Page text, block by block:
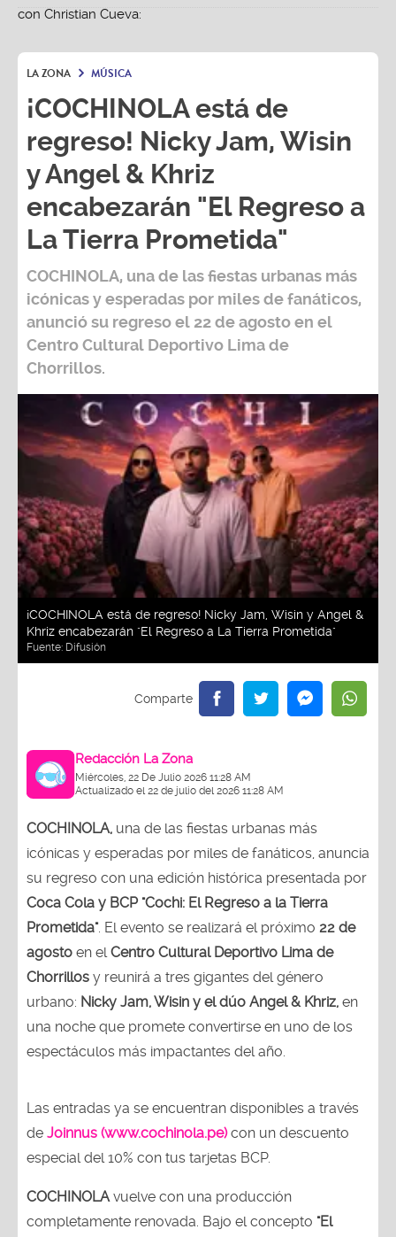
LA ZONA MÚSICA
¡COCHINOLA está de
regreso! Nicky Jam, Wisin
y Angel & Khriz
encabezarán "El Regreso a
La Tierra Prometida"
COCHINOLA, una de las fiestas urbanas más
icónicas y esperadas por miles de fanáticos,
anunció su regreso el 22 de agosto en el
Centro Cultural Deportivo Lima de
Chorrillos.
¡COCHINOLA está de regreso! Nicky Jam, Wisin y Angel &
Khriz encabezarán "El Regreso a La Tierra Prometida"
Fuente: Difusión
Redacción La Zona
Miércoles, 22 De Julio 2026 11:28 AM
Actualizado el 22 de julio del 2026 11:28 AM
COCHINOLA, una de las fiestas urbanas más
icónicas y esperadas por miles de fanáticos, anuncia
su regreso con una edición histórica presentada por
Coca Cola y BCP "Cochi: El Regreso a la Tierra
Prometida". El evento se realizará el próximo 22 de
agosto en elCentro Cultural Deportivo Lima de
Chorrillos y reunirá a tres gigantes del género
urbano: Nicky Jam, Wisin y el dúo Angel & Khriz, en
una noche que promete convertirse en uno de los
espectáculos más impactantes del año.
Las entradas ya se encuentran disponibles a través
de Joinnus (www.cochinola.pe)con un descuento
especial del 10% con tus tarjetas BCP.
COCHINOLAvuelve con una producción
completamente renovada. Bajo el concepto "El